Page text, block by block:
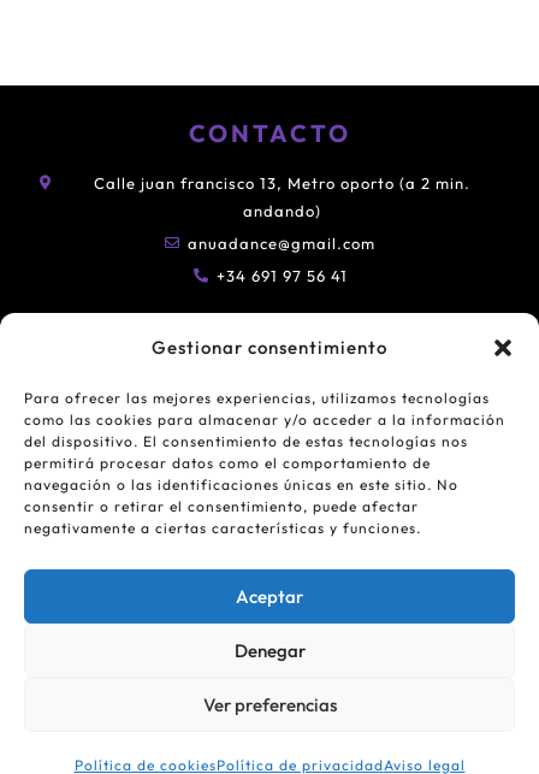
Gestionar consentimiento
Para ofrecer las mejores experiencias, utilizamos tecnologías
como las cookies para almacenar y/o acceder a la información
del dispositivo. El consentimiento de estas tecnologías nos
permitirá procesar datos como el comportamiento de
navegación o las identificaciones únicas en este sitio. No
consentir o retirar el consentimiento, puede afectar
negativamente a ciertas características y funciones.
Aceptar
Denegar
Ver preferencias
Política de cookiesPolítica de privacidadAviso legal
CONTACTO
Calle juan francisco 13, Metro oporto (a 2 min.
andando)
anuadance@gmail.com
+34 691 97 56 41
POLÍTICA DE PRIVACIDAD
Creado por wacademy.es